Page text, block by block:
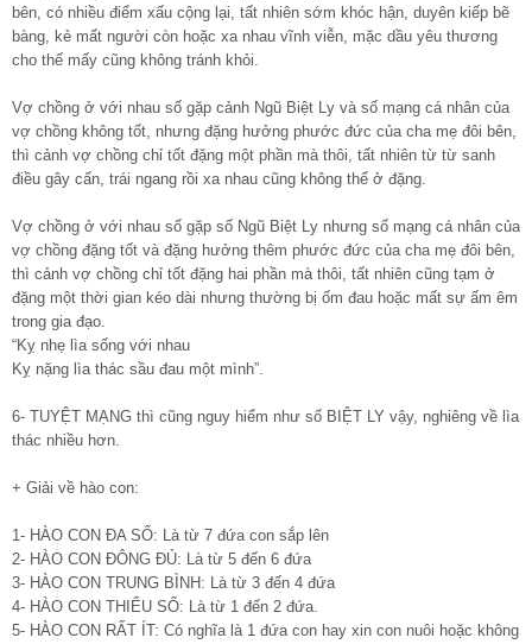
bên, có nhiều điểm xấu cộng lại, tất nhiên sớm khóc hận, duyên kiếp bẽ
bàng, kẻ mất người còn hoặc xa nhau vĩnh viễn, mặc dầu yêu thương
cho thế mấy cũng không tránh khỏi.
Vợ chồng ở với nhau số gặp cảnh Ngũ Biệt Ly và số mạng cá nhân của
vợ chồng không tốt, nhưng đặng hưởng phước đức của cha mẹ đôi bên,
thì cảnh vợ chồng chỉ tốt đặng một phần mà thôi, tất nhiên từ từ sanh
điều gây cấn, trái ngang rồi xa nhau cũng không thể ở đặng.
Vợ chồng ở với nhau số gặp số Ngũ Biệt Ly nhưng số mạng cá nhân của
vợ chồng đặng tốt và đặng hưởng thêm phước đức của cha mẹ đôi bên,
thì cảnh vợ chồng chỉ tốt đặng hai phần mà thôi, tất nhiên cũng tạm ở
đặng một thời gian kéo dài nhưng thường bị ốm đau hoặc mất sự ấm êm
trong gia đạo.
“Kỵ nhẹ lìa sống với nhau
Kỵ nặng lìa thác sầu đau một mình”.
6- TUYỆT MẠNG thì cũng nguy hiểm như số BIỆT LY vậy, nghiêng về lìa
thác nhiều hơn.
+ Giải về hào con:
1- HÀO CON ĐA SỐ: Là từ 7 đứa con sắp lên
2- HÀO CON ĐÔNG ĐỦ: Là từ 5 đến 6 đứa
3- HÀO CON TRUNG BÌNH: Là từ 3 đến 4 đứa
4- HÀO CON THIỂU SỐ: Là từ 1 đến 2 đứa.
5- HÀO CON RẤT ÍT: Có nghĩa là 1 đứa con hay xin con nuôi hoặc không